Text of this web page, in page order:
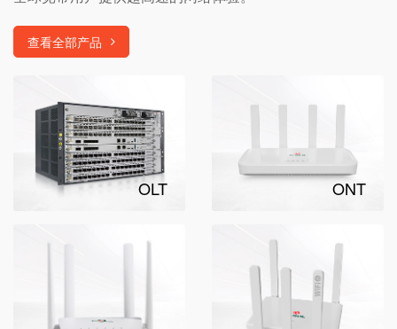
查看全部产品
OLT ONT